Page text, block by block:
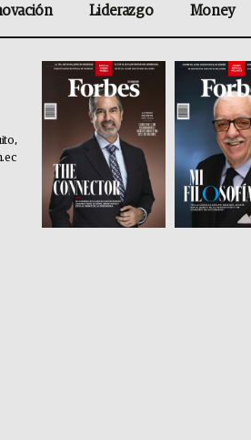
Liderazgo Money